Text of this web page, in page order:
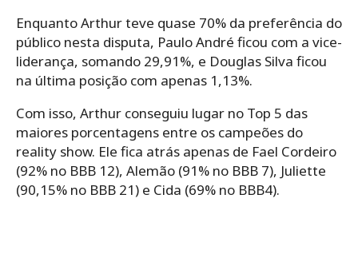
Enquanto Arthur teve quase 70% da preferência do
público nesta disputa, Paulo André ficou com a vice-
liderança, somando 29,91%, e Douglas Silva ficou
na última posição com apenas 1,13%.
Com isso, Arthur conseguiu lugar no Top 5 das
maiores porcentagens entre os campeões do
reality show. Ele fica atrás apenas de Fael Cordeiro
(92% no BBB 12), Alemão (91% no BBB 7), Juliette
(90,15% no BBB 21) e Cida (69% no BBB4).